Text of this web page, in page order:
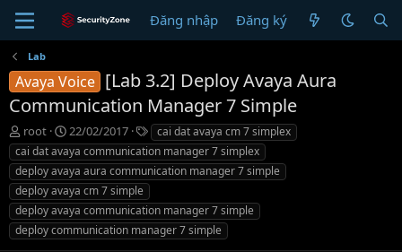
Đăng nhập Đăng ký
Lab
Avaya Voice [Lab 3.2] Deploy Avaya Aura
Communication Manager 7 Simple
T
h
r
e
a
d
s
t
root
N
g
à
y
g
ử
i
22/02/2017
T
ừ
k
h
a
cai dat avaya cm 7 simplex
cai dat avaya communication manager 7 simplex
deploy avaya aura communication manager 7 simple
deploy avaya cm 7 simple
deploy avaya communication manager 7 simple
deploy communication manager 7 simple